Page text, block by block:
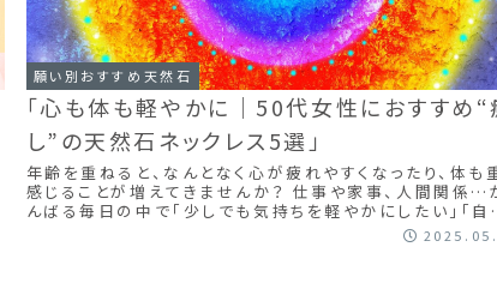
願い別おすすめ天然石
「心も体も軽やかに｜50代女性におすすめ“
し”の天然石ネックレス5選」
年齢を重ねると、なんとなく心が疲れやすくなったり、体も
感じることが増えてきませんか？ 仕事や家事、人間関係…
んばる毎日の中で「少しでも気持ちを軽やかにしたい」「自